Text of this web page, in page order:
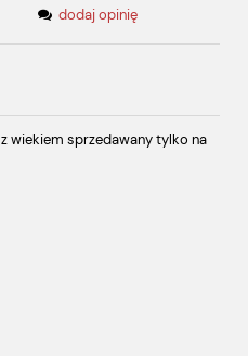
dodaj opinię
wiekiem sprzedawany tylko na